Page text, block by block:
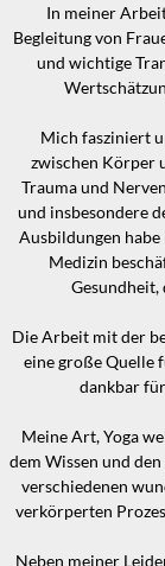
In meiner
Begleitung von
und wichtige
Mich fasziniert
zwischen Körper
Trauma und
und insbesondere
Ausbildungen
Medizin
Die Arbeit mit der
eine große Quelle
dankbar
Meine Art, Yoga
dem Wissen und
verschiedenen
verkörperten
Neben meiner